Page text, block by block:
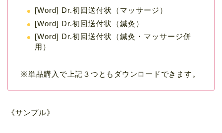
[Word] Dr.初回送付状（マッサージ）
[Word] Dr.初回送付状（鍼灸）
[Word] Dr.初回送付状（鍼灸・マッサージ併
用）
※単品購入で上記３つともダウンロードできます。
《サンプル》